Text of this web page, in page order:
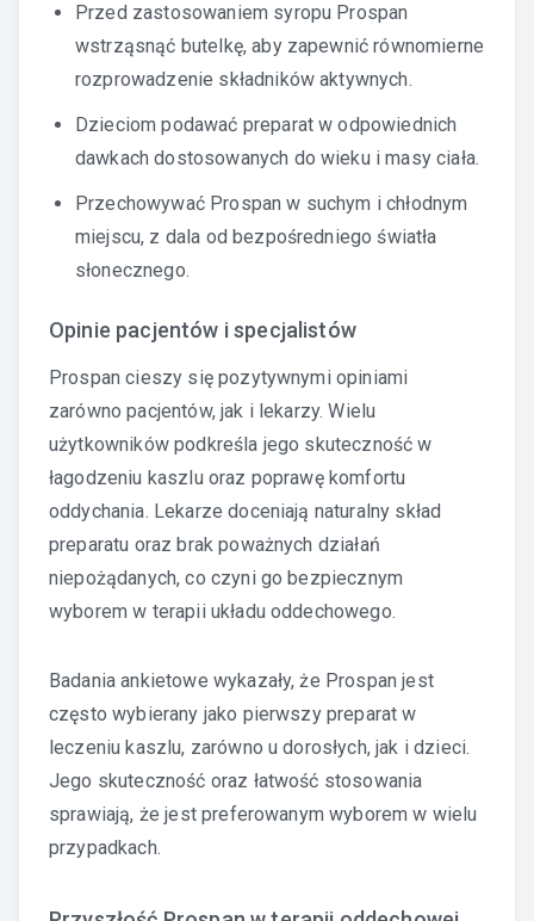
Przed zastosowaniem syropu Prospan
wstrząsnąć butelkę, aby zapewnić równomierne
rozprowadzenie składników aktywnych.
Dzieciom podawać preparat w odpowiednich
dawkach dostosowanych do wieku i masy ciała.
Przechowywać Prospan w suchym i chłodnym
miejscu, z dala od bezpośredniego światła
słonecznego.
Opinie pacjentów i specjalistów
Prospan cieszy się pozytywnymi opiniami
zarówno pacjentów, jak i lekarzy. Wielu
użytkowników podkreśla jego skuteczność w
łagodzeniu kaszlu oraz poprawę komfortu
oddychania. Lekarze doceniają naturalny skład
preparatu oraz brak poważnych działań
niepożądanych, co czyni go bezpiecznym
wyborem w terapii układu oddechowego.
Badania ankietowe wykazały, że Prospan jest
często wybierany jako pierwszy preparat w
leczeniu kaszlu, zarówno u dorosłych, jak i dzieci.
Jego skuteczność oraz łatwość stosowania
sprawiają, że jest preferowanym wyborem w wielu
przypadkach.